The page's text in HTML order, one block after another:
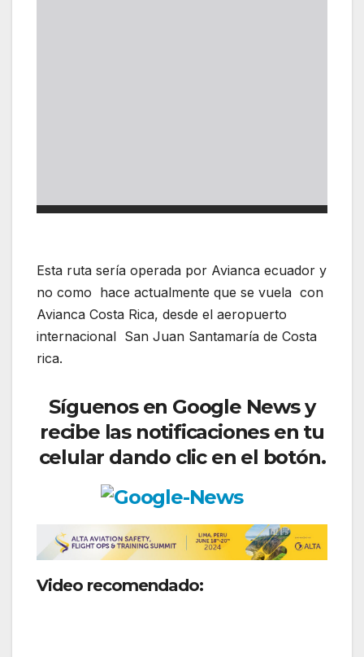
Esta ruta sería operada por Avianca ecuador y
no como hace actualmente que se vuela con
Avianca Costa Rica, desde el aeropuerto
internacional San Juan Santamaría de Costa
rica.
Síguenos en Google News y
recibe las notificaciones en tu
celular dando clic en el botón.
Video recomendado: